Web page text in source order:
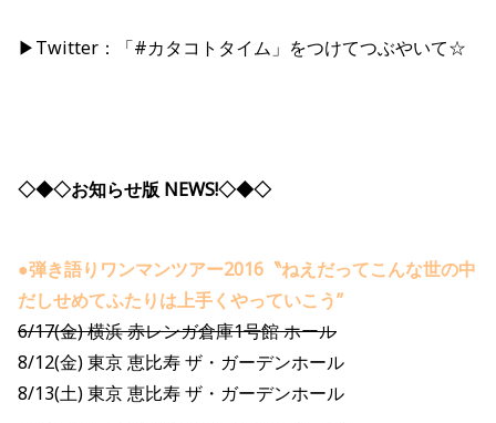
▶Twitter：「#カタコトタイム」をつけてつぶやいて☆
◇◆◇お知らせ版 NEWS!◇◆◇
●弾き語りワンマンツアー2016〝ねえだってこんな世の中
だしせめてふたりは上手くやっていこう”
6/17(金) 横浜 赤レンガ倉庫1号館 ホール
8/12(金) 東京 恵比寿 ザ・ガーデンホール
8/13(土) 東京 恵比寿 ザ・ガーデンホール